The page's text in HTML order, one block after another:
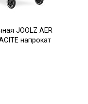
JOOLZ AER
напрокат